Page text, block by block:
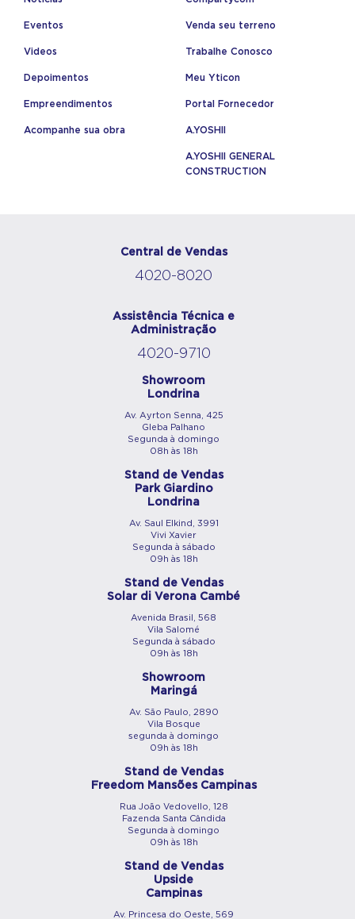
Eventos
Videos
Depoimentos
Empreendimentos
Acompanhe sua obra
Venda seu terreno
Trabalhe Conosco
Meu Yticon
Portal Fornecedor
A.YOSHII
A.YOSHII GENERAL
CONSTRUCTION
Central de Vendas
4020-8020
Assistência Técnica e
Administração
4020-9710
Showroom
Londrina
Av. Ayrton Senna, 425
Gleba Palhano
Segunda à domingo
08h às 18h
Stand de Vendas
Park Giardino
Londrina
Av. Saul Elkind, 3991
Vivi Xavier
Segunda à sábado
09h às 18h
Stand de Vendas
Solar di Verona Cambé
Avenida Brasil, 568
Vila Salomé
Segunda à sábado
09h às 18h
Showroom
Maringá
Av. São Paulo, 2890
Vila Bosque
segunda à domingo
09h às 18h
Stand de Vendas
Freedom Mansões Campinas
Rua João Vedovello, 128
Fazenda Santa Cândida
Segunda à domingo
09h às 18h
Stand de Vendas
Upside
Campinas
Av. Princesa do Oeste, 569